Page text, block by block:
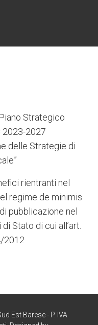
Strategico
2023-2027
delle Strategie di
rientranti nel
regime de minimis
pubblicazione nel
Stato di cui all’art.
2012
Est Barese - P. IVA